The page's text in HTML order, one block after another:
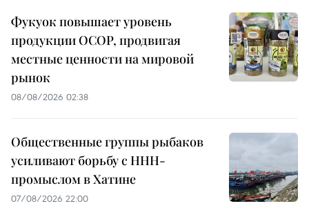
Фукуок повышает уровень
продукции OCOP, продвигая
местные ценности на мировой
рынок
08/08/2026 02:38
Общественные группы рыбаков
усиливают борьбу с ННН-
промыслом в Хатине
07/08/2026 22:00